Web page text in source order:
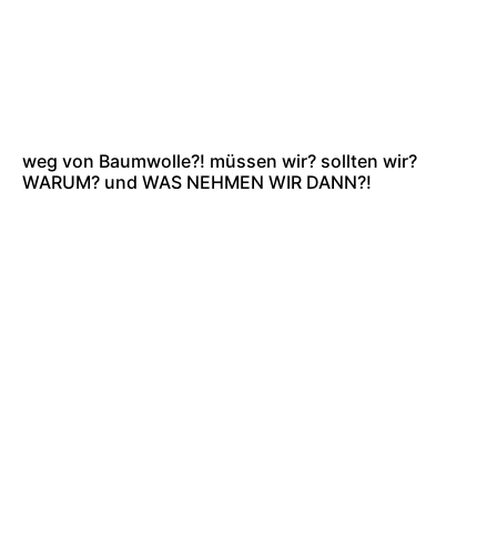
weg von Baumwolle?! müssen wir? sollten wir?
WARUM? und WAS NEHMEN WIR DANN?!